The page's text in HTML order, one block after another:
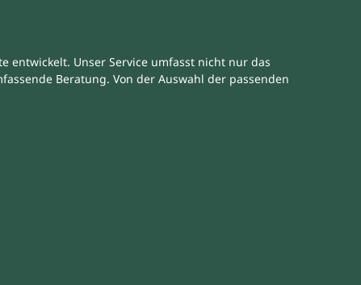
entwickelt. Unser Service umfasst nicht nur das
Beratung. Von der Auswahl der passenden